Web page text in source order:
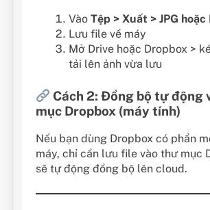
Vào Tệp > Xuất > JPG hoặc
Lưu file về máy
Mở Drive hoặc Dropbox >
tải lên ảnh vừa lưu
Cách 2: Đồng bộ tự động
mục Dropbox (máy tính)
Nếu bạn dùng Dropbox có phần
máy, chỉ cần lưu file vào thư mục
sẽ tự động đồng bộ lên cloud.